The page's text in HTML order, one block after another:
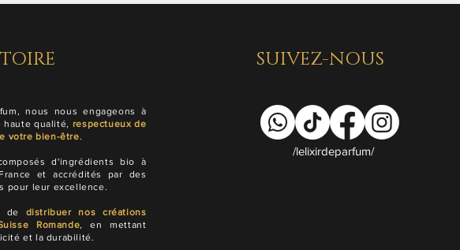
nous nous engageons à
qualité, respectueux de
votre bien-être
d'ingrédients bio à
et accrédités par des
pour leur excellence.
de distribuer nos créations
Romande , en mettant
et la durabilité.
SUIVEZ-NOUS
/lelixirdeparfum/